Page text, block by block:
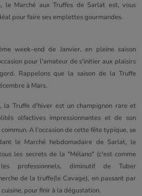
le Marché aux Truffes de Sarlat est, vous
pour faire ses emplettes gourmandes.
week-end de Janvier, en pleine saison
pour l'amateur de s'initier aux plaisirs
Rappelons que la saison de la Truffe
à Mars.
la Truffe d'hiver est un champignon rare et
olfactives impressionnantes et de son
A l'occasion de cette fête typique, se
le Marché hebdomadaire de Sarlat, le
les secrets de la "Mélano" (c'est comme
professionnels, diminutif de Tuber
de la truffe(le Cavage), en passant par
pour finir à la dégustation.